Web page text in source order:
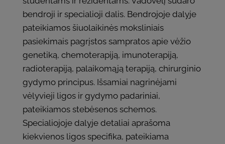
bendroji ir specialioji dalis. Bendrojoje dalyje
pateikiamos šiuolaikinės moksliniais
pasiekimais pagrįstos sampratos apie vėžio
genetiką, chemoterapiją, imunoterapiją,
radioterapiją, palaikomąją terapiją, chirurginio
gydymo principus. Išsamiai nagrinėjami
vėlyvieji ligos ir gydymo padariniai,
pateikiamos stebėsenos schemos.
Specialiojoje dalyje detaliai aprašoma
kiekvienos ligos specifika, pateikiama